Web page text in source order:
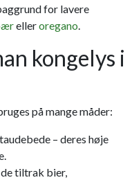
for lavere
elleroregano.
kongelys i
på mange måder:
– deres høje
tiltrak bier,